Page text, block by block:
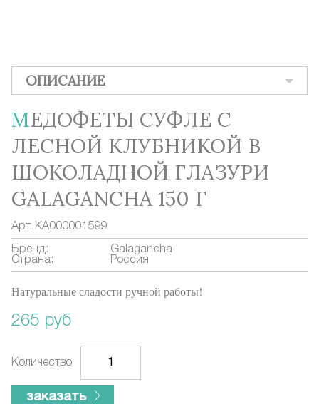
ОПИСАНИЕ
МЕДОФЕТЫ СУФЛЕ С
ЛЕСНОЙ КЛУБНИКОЙ В
ШОКОЛАДНОЙ ГЛАЗУРИ
GALAGANCHA 150 Г
Арт. КА000001599
Бренд:
Galagancha
Страна:
Россия
Натуральные сладости ручной работы!
265 руб
Количество
заказать